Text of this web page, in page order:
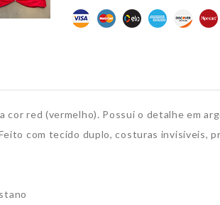
cor red (vermelho). Possui o detalhe em
com tecido duplo, costuras invisíveis,